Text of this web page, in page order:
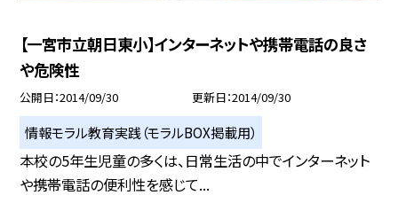
【一宮市立朝日東小】インターネットや携帯電話の良さ
や危険性
公開日 2014/09/30 更新日 2014/09/30
情報モラル教育実践（モラルBOX掲載用）
本校の5年生児童の多くは、日常生活の中でインターネット
や携帯電話の便利性を感じて...